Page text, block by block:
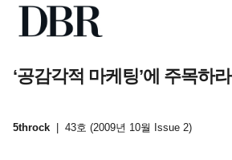
‘공감각적 마케팅’에 주목하라
5throck 43호 (2009년 10월 Issue 2)